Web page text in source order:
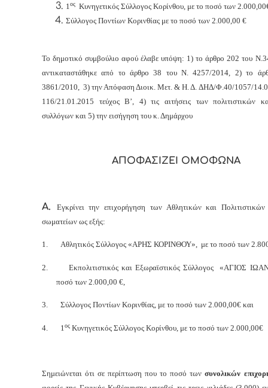
1ος Κυνηγετικός Σύλλογος Κορίνθου, με το ποσό των
Σύλλογος Ποντίων Κορινθίας με το ποσό των 2.000,00 €
Το δημοτικό συμβούλιο αφού έλαβε υπόψη: 1) το άρθρο 202 του
αντικαταστάθηκε από το άρθρο 38 του Ν. 4257/2014, 2) το
3861/2010, 3) την Απόφαση Διοικ. Μετ. & Η. Δ. ΔΗΔ/Φ.40/1057/
116/21.01.2015 τεύχος Β’, 4) τις αιτήσεις των πολιτιστικών
συλλόγων και 5) την εισήγηση του κ. Δημάρχου
ΑΠΟΦΑΣΙΖΕΙ ΟΜΟΦΩΝΑ
Α.
Εγκρίνει την επιχορήγηση των Αθλητικών και
σωματείων ως εξής:
1. Αθλητικός Σύλλογος «ΑΡΗΣ ΚΟΡΙΝΘΟΥ», με το ποσό των
2.
Εκπολιτιστικός και Εξωραϊστικός Σύλλογος «ΑΓΙΟΣ
ποσό των 2.000,00 €,
3. Σύλλογος Ποντίων Κορινθίας, με το ποσό των 2.000,00€ και
4. 1 ος Κυνηγετικός Σύλλογος Κορίνθου, με το ποσό των 2.000,00€
Σημειώνεται ότι σε περίπτωση που το ποσό των συνολικών